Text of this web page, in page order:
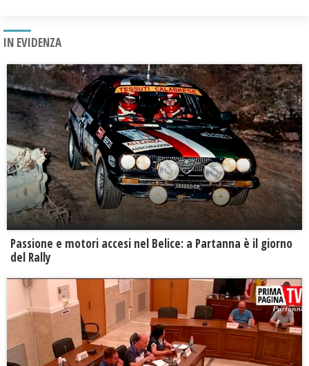
IN EVIDENZA
Passione e motori accesi nel Belice: a Partanna è il giorno
del Rally